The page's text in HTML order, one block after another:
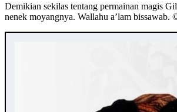
Demikian sekilas tentang permainan magis
nenek moyangnya. Wallahu a’lam bissawab.